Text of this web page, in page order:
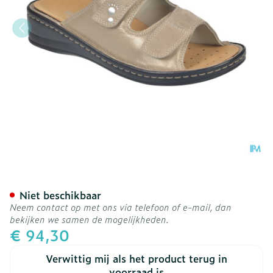
€ 94,30
Verwittig mij als het product terug in
Niet beschikbaar
Neem contact op met ons via telefoon of e-mail, dan
bekijken we samen de mogelijkheden.